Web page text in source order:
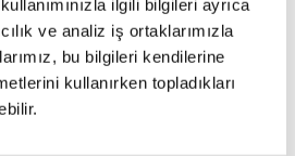
ilgili bilgileri ayrıca
ve analiz iş ortaklarımızla
bu bilgileri kendilerine
kullanırken topladıkları
birikimimizi, var olma şeklimizi
çok insana ulaşmak
ısıtma ve sıhhi tesisat
Caleffi olarak iletişimimize